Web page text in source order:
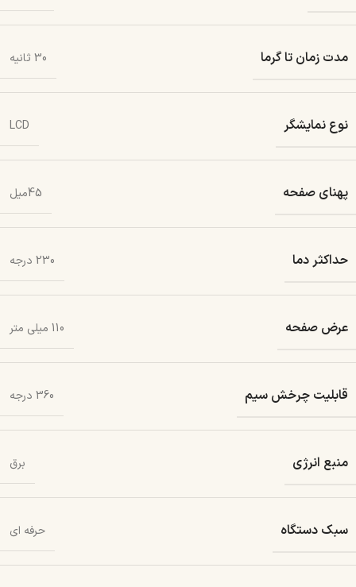
مدت زمان تا گرما 30 ثانیه
نوع نمایشگر LCD
پهنای صفحه 45میل
حداکثر دما 230 درجه
عرض صفحه 110 میلی متر
قابلیت چرخش سیم 360 درجه
منبع انرژی برق
سبک دستگاه حرفه ای